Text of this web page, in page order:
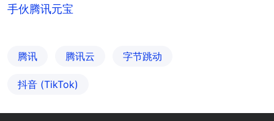
手伙腾讯元宝
腾讯 腾讯云 字节跳动
抖音 (TikTok)